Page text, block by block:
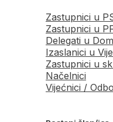
Zastupnici u
Zastupnici u
Delegati u
Izaslanici u
Zastupnici u
Načelnici
Vijećnici /